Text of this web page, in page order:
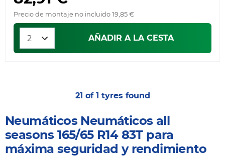
Precio de montaje no incluido 19,85 €
AÑADIR A LA CESTA
21 of 1 tyres found
Neumáticos Neumáticos all
seasons 165/65 R14 83T para
máxima seguridad y rendimiento